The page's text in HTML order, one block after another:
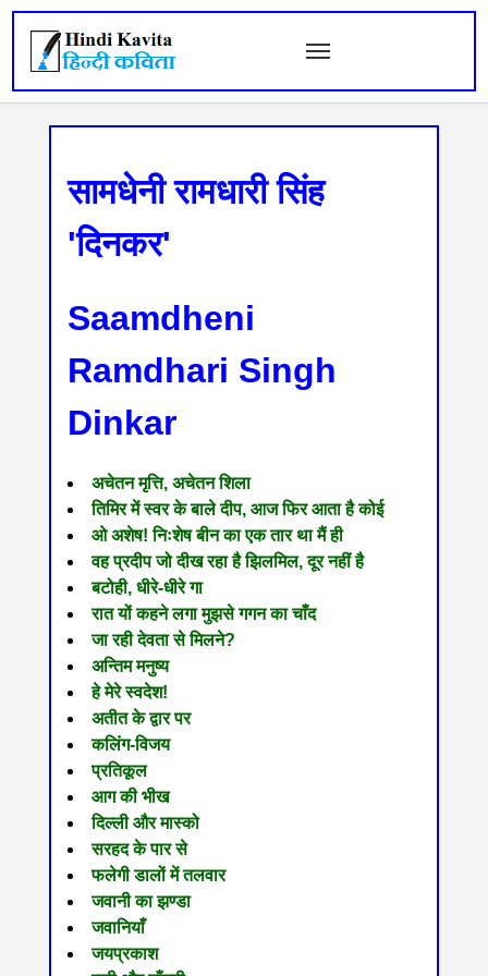
सामधेनी रामधारी सिंह
'दिनकर'
Saamdheni
Ramdhari Singh
Dinkar
अचेतन मृत्ति, अचेतन शिला
तिमिर में स्वर के बाले दीप, आज फिर आता है कोई
ओ अशेष! निःशेष बीन का एक तार था मैं ही
वह प्रदीप जो दीख रहा है झिलमिल, दूर नहीं है
बटोही, धीरे-धीरे गा
रात यों कहने लगा मुझसे गगन का चाँद
जा रही देवता से मिलने?
अन्तिम मनुष्य
हे मेरे स्वदेश!
अतीत के द्वार पर
कलिंग-विजय
प्रतिकूल
आग की भीख
दिल्ली और मास्को
सरहद के पार से
फलेगी डालों में तलवार
जवानी का झण्डा
जवानियाँ
जयप्रकाश